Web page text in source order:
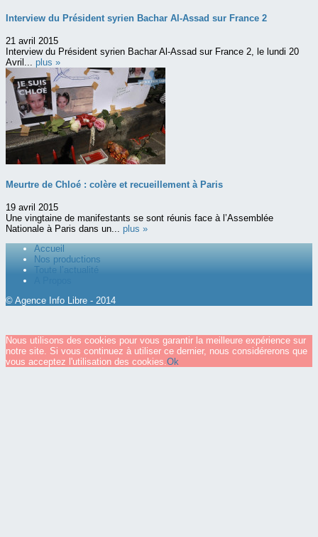
Interview du Président syrien Bachar Al-Assad sur France 2
21 avril 2015
Interview du Président syrien Bachar Al-Assad sur France 2, le lundi 20
Avril... plus »
Meurtre de Chloé : colère et recueillement à Paris
19 avril 2015
Une vingtaine de manifestants se sont réunis face à l’Assemblée
Nationale à Paris dans un... plus »
Accueil
Nos productions
Toute l’actualité
© Agence Info Libre - 2014
Nous utilisons des cookies pour vous garantir la meilleure expérience sur
notre site. Si vous continuez à utiliser ce dernier, nous considérerons que
vous acceptez l'utilisation des cookies. Ok